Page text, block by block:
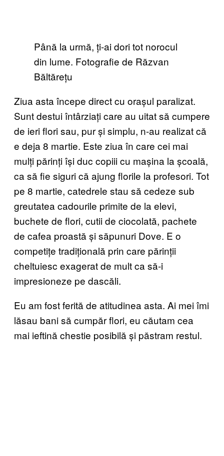
Până la urmă, ți-ai dori tot norocul
din lume. Fotografie de Răzvan
Băltărețu
Ziua asta începe direct cu orașul paralizat.
Sunt destui întârziați care au uitat să cumpere
de ieri flori sau, pur și simplu, n-au realizat că
e deja 8 martie. Este ziua în care cei mai
mulți părinți își duc copiii cu mașina la școală,
ca să fie siguri că ajung florile la profesori. Tot
pe 8 martie, catedrele stau să cedeze sub
greutatea cadourile primite de la elevi,
buchete de flori, cutii de ciocolată, pachete
de cafea proastă și săpunuri Dove. E o
competițe tradițională prin care părinții
cheltuiesc exagerat de mult ca să-i
impresioneze pe dascăli.
Eu am fost ferită de atitudinea asta. Ai mei îmi
lăsau bani să cumpăr flori, eu căutam cea
mai ieftină chestie posibilă și păstram restul.